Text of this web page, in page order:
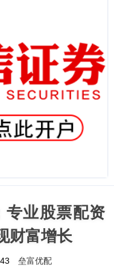
专业股票配资
财富增长
垒富优配